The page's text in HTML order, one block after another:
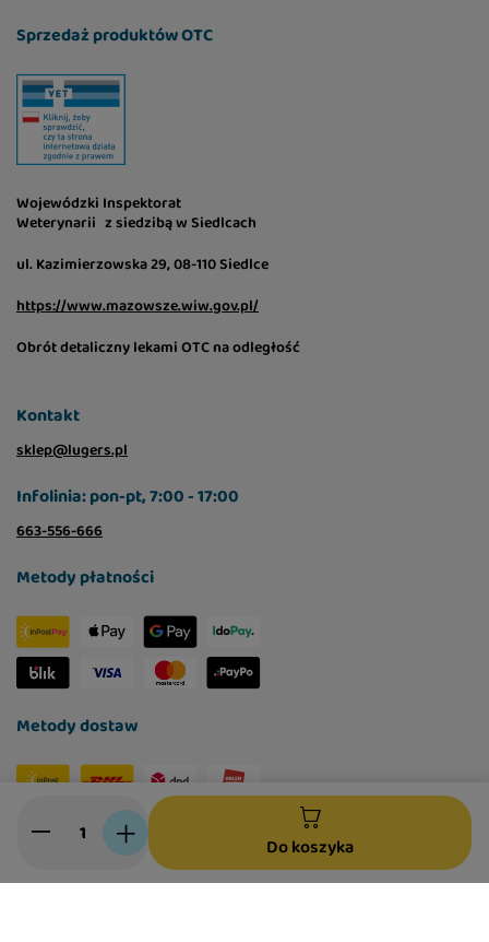
Do koszyka
Sprzedaż produktów OTC
Wojewódzki Inspektorat
Weterynarii z siedzibą w Siedlcach
ul. Kazimierzowska 29, 08-110 Siedlce
https://www.mazowsze.wiw.gov.pl/
Obrót detaliczny lekami OTC na odległość
Kontakt
sklep@lugers.pl
Infolinia: pon-pt, 7:00 - 17:00
663-556-666
Metody płatności
Metody dostaw
Social media